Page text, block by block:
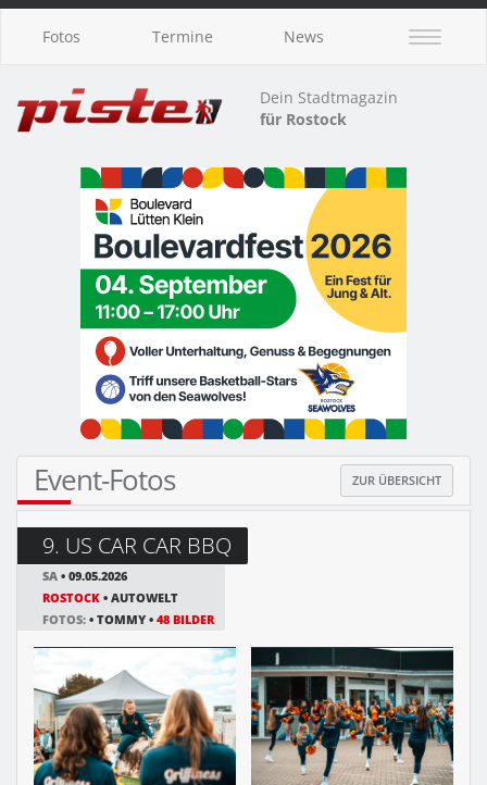
Fotos Termine News
Dein Stadtmagazin
für Rostock
Event-Fotos ZUR ÜBERSICHT
9. US CAR CAR BBQ
SA • 09.05.2026
ROSTOCK • AUTOWELT
FOTOS: • TOMMY • 48 BILDER